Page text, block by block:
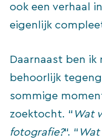
ook een verhaal
eigenlijk
Daarnaast ben
behoorlijk
sommige
zoektocht. “ Wat
fotografie?“. “ Wat